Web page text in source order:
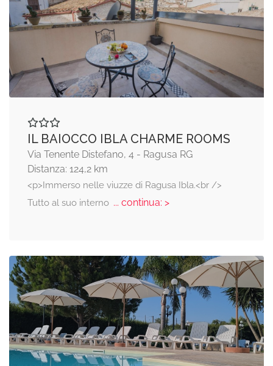
IL BAIOCCO IBLA CHARME ROOMS
Via Tenente Distefano, 4 - Ragusa RG
Distanza: 124,2 km
<p>Immerso nelle viuzze di Ragusa Ibla.<br />
Tutto al suo interno... continua: >